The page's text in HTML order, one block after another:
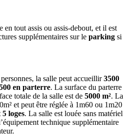
en tout assis ou assis-debout, et il est
supplémentaires sur le parking si
la salle peut accueillir3500
en parterre. La surface du parterre
totale de la salle est de 5000 m². La
et peut être réglée à 1m60 ou 1m20
5 loges. La salle est louée sans matériel
technique supplémentaire